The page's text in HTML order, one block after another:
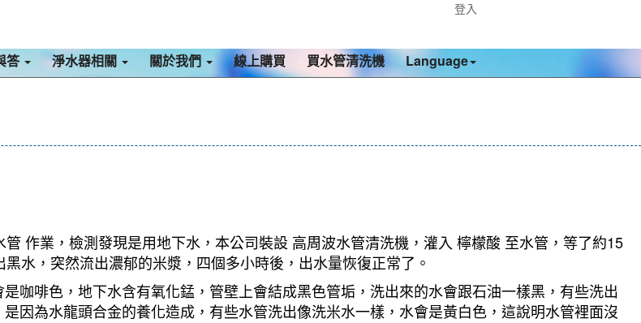
登入
答 淨水器相關 關於我們 線上購買 買水管清洗機 Language
作業，檢測發現是用地下水，本公司裝設 高周波水管清洗機，灌入 檸檬酸 至水管，等了約15
水，突然流出濃郁的米漿，四個多小時後，出水量恢復正常了。
咖啡色，地下水含有氧化錳，管壁上會結成黑色管垢，洗出來的水會跟石油一樣黑，有些洗出
因為水龍頭合金的養化造成，有些水管洗出像洗米水一樣，水會是黃白色，這說明水管裡面沒